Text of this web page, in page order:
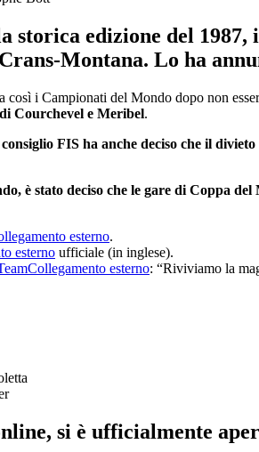
storica edizione del 1987,
Montana. Lo ha
così i Campionati del Mondo dopo non
Courchevel e Meribel.
FIS ha anche deciso che il
è stato deciso che le gare di Coppa
esterno.
esterno ufficiale (in inglese).
Collegamento esterno: “Riviviamo la
si è ufficialmente